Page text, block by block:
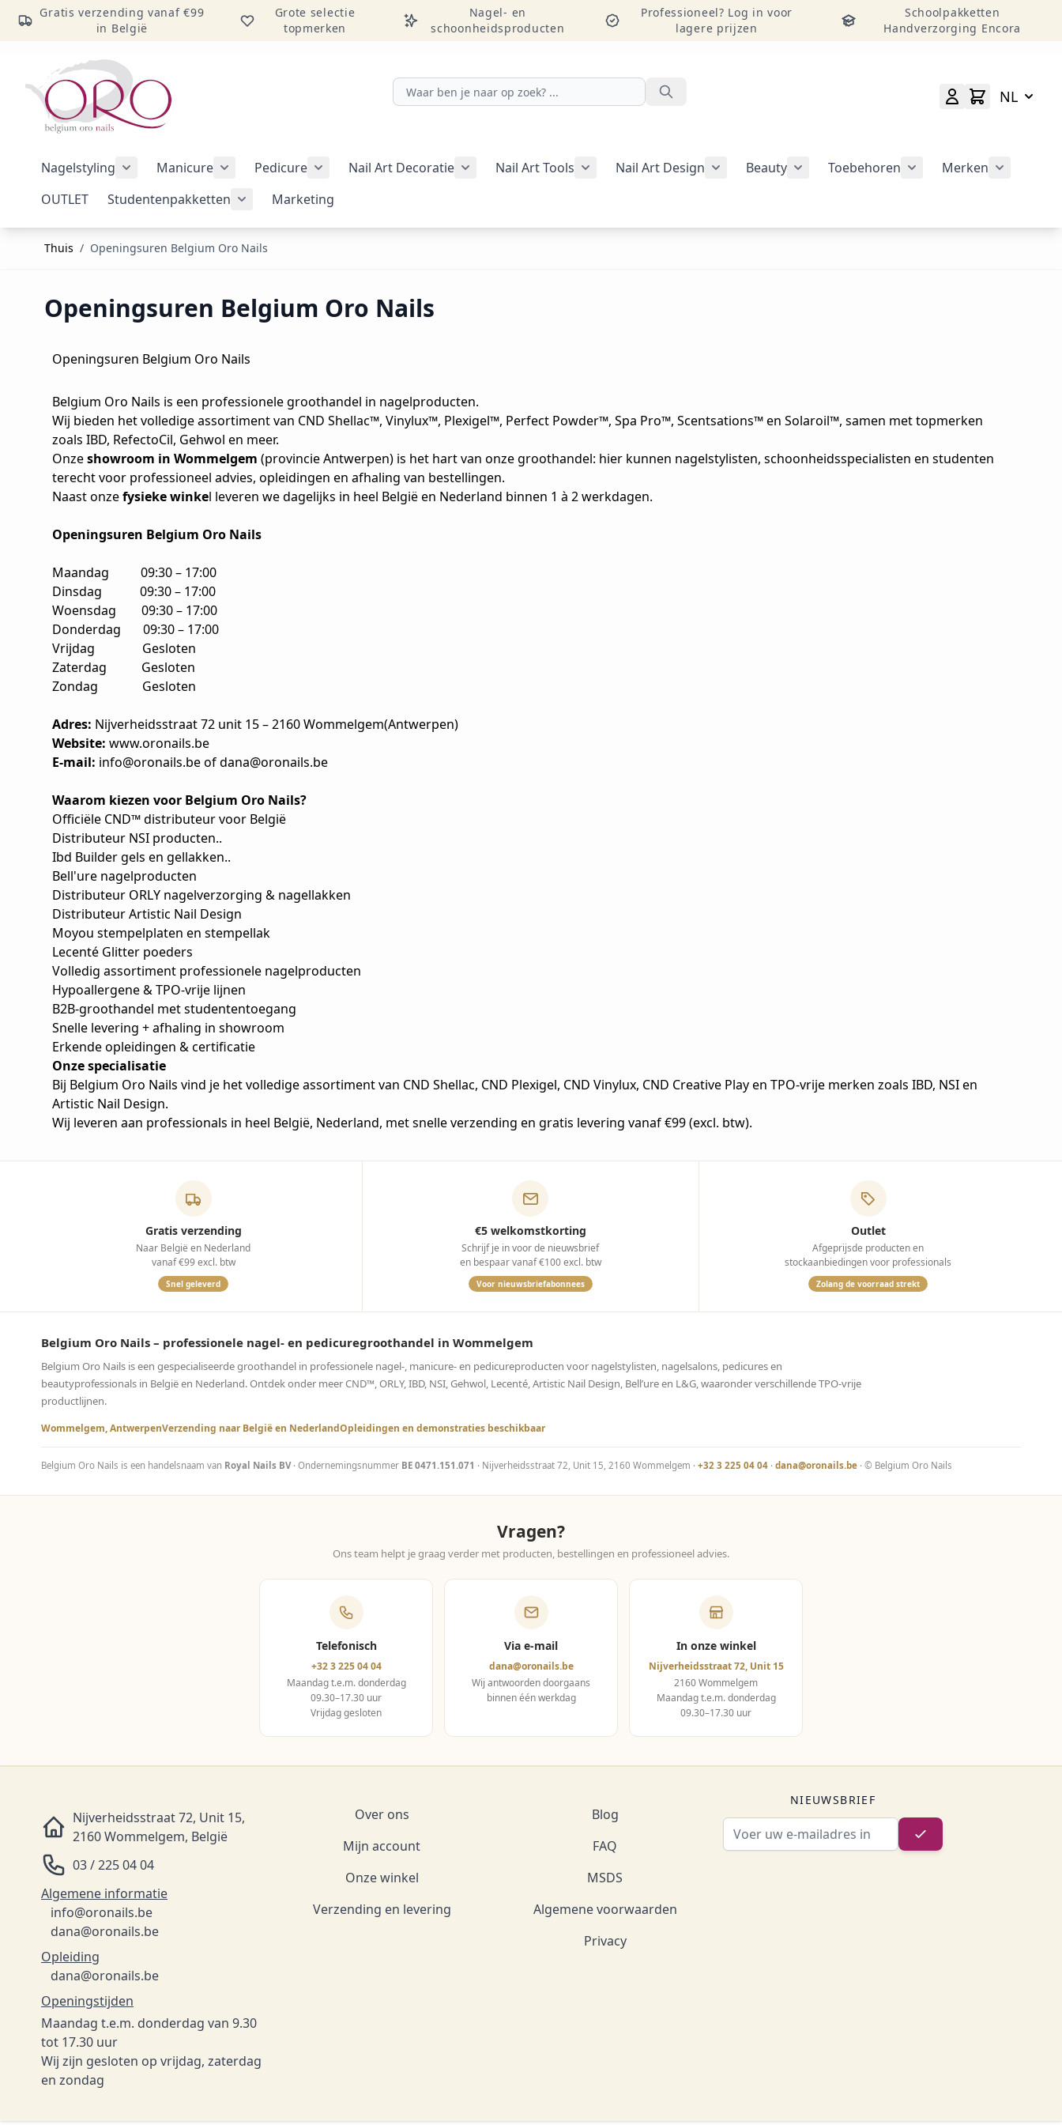
Gratis verzending vanaf €99
in België
Grote selectie
topmerken
Nagel- en
schoonheidsproducten
Professioneel? Log in voor
lagere prijzen
Schoolpakketten
Handverzorging Encora
Ga naar inhoud
Zoeken
NL
Nagelstyling
Manicure
Pedicure
Nail Art Decoratie
Nail Art Tools
Nail Art Design
Beauty
Toebehoren
Merken
OUTLET
Studentenpakketten
Marketing
Thuis / Openingsuren Belgium Oro Nails
Openingsuren Belgium Oro Nails
Openingsuren Belgium Oro Nails
Belgium Oro Nails is een professionele groothandel in nagelproducten.
Wij bieden het volledige assortiment van CND Shellac™, Vinylux™, Plexigel™, Perfect Powder™, Spa Pro™, Scentsations™ en Solaroil™, samen met topmerken
zoals IBD, RefectoCil, Gehwol en meer.
Onzeshowroom in Wommelgem (provincie Antwerpen) is het hart van onze groothandel: hier kunnen nagelstylisten, schoonheidsspecialisten en studenten
terecht voor professioneel advies, opleidingen en afhaling van bestellingen.
Naast onzefysieke winkel leveren we dagelijks in heel België en Nederland binnen 1 à 2 werkdagen.
Openingsuren Belgium Oro Nails
Maandag 09:30 – 17:00
Dinsdag 09:30 – 17:00
Woensdag 09:30 – 17:00
Donderdag 09:30 – 17:00
Vrijdag Gesloten
Zaterdag Gesloten
Zondag Gesloten
Adres: Nijverheidsstraat 72 unit 15 – 2160 Wommelgem(Antwerpen)
Website: www.oronails.be
E-mail: info@oronails.beofdana@oronails.be
Waarom kiezen voor Belgium Oro Nails?
Officiële CND™ distributeur voor België
Distributeur NSI producten..
Ibd Builder gels en gellakken..
Bell'ure nagelproducten
Distributeur ORLY nagelverzorging & nagellakken
Distributeur Artistic Nail Design
Moyou stempelplaten en stempellak
Lecenté Glitter poeders
Volledig assortiment professionele nagelproducten
Hypoallergene & TPO-vrije lijnen
B2B-groothandel met studententoegang
Snelle levering + afhaling in showroom
Erkende opleidingen & certificatie
Onze specialisatie
Bij Belgium Oro Nails vind je het volledige assortiment van CND Shellac, CND Plexigel, CND Vinylux, CND Creative Play en TPO-vrije merken zoals IBD, NSI en
Artistic Nail Design.
Wij leveren aan professionals in heel België, Nederland, met snelle verzending en gratis levering vanaf €99 (excl. btw).
Gratis verzending
Naar België en Nederland
vanaf €99 excl. btw
Snel geleverd
€5 welkomstkorting
Schrijf je in voor de nieuwsbrief
en bespaar vanaf €100 excl. btw
Voor nieuwsbriefabonnees
Outlet
Afgeprijsde producten en
stockaanbiedingen voor professionals
Zolang de voorraad strekt
Belgium Oro Nails – professionele nagel- en pedicuregroothandel in Wommelgem
Belgium Oro Nails is een gespecialiseerde groothandel in professionele nagel-, manicure- en pedicureproducten voor nagelstylisten, nagelsalons, pedicures en
beautyprofessionals in België en Nederland. Ontdek onder meer CND™, ORLY, IBD, NSI, Gehwol, Lecenté, Artistic Nail Design, Bell’ure en L&G, waaronder verschillende TPO-vrije
productlijnen.
Wommelgem, AntwerpenVerzending naar België en NederlandOpleidingen en demonstraties beschikbaar
Belgium Oro Nails is een handelsnaam van Royal Nails BV· Ondernemingsnummer BE 0471.151.071 · Nijverheidsstraat 72, Unit 15, 2160 Wommelgem · +32 3 225 04 04 · dana@oronails.be · © Belgium Oro Nails
Vragen?
Ons team helpt je graag verder met producten, bestellingen en professioneel advies.
Telefonisch
+32 3 225 04 04
Maandag t.e.m. donderdag
09.30–17.30 uur
Vrijdag gesloten
Via e-mail
dana@oronails.be
Wij antwoorden doorgaans
binnen één werkdag
In onze winkel
Nijverheidsstraat 72, Unit 15
2160 Wommelgem
Maandag t.e.m. donderdag
09.30–17.30 uur
Nijverheidsstraat 72, Unit 15,
2160 Wommelgem, België
03 / 225 04 04
Algemene informatie
info@oronails.be
dana@oronails.be
Opleiding
dana@oronails.be
Openingstijden
Maandag t.e.m. donderdag van 9.30
tot 17.30 uur
Wij zijn gesloten op vrijdag, zaterdag
en zondag
Over ons
Mijn account
Onze winkel
Verzending en levering
Blog
FAQ
MSDS
Algemene voorwaarden
Privacy
NIEUWSBRIEF
E-mailadres